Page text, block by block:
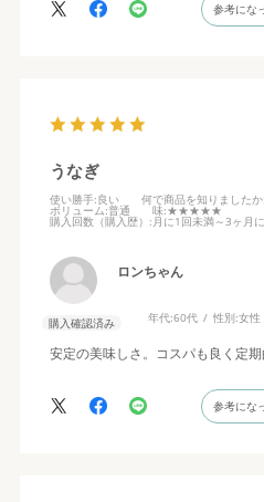
参考にな
うなぎ
使い勝手:良い 何で商品を知りましたか
ボリューム:普通 味:★★★★★
購入回数（購入歴） :月に1回未満～3ヶ月
ロンちゃん
購入確認済み 年代:60代 性別:女性
安定の美味しさ。コスパも良く定
参考にな